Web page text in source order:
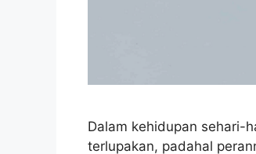
Dalam kehidupan sehari-
terlupakan, padahal